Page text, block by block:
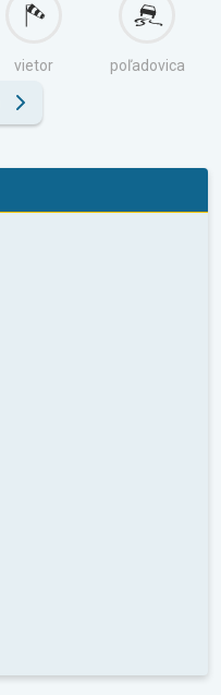
vietor poľadovica